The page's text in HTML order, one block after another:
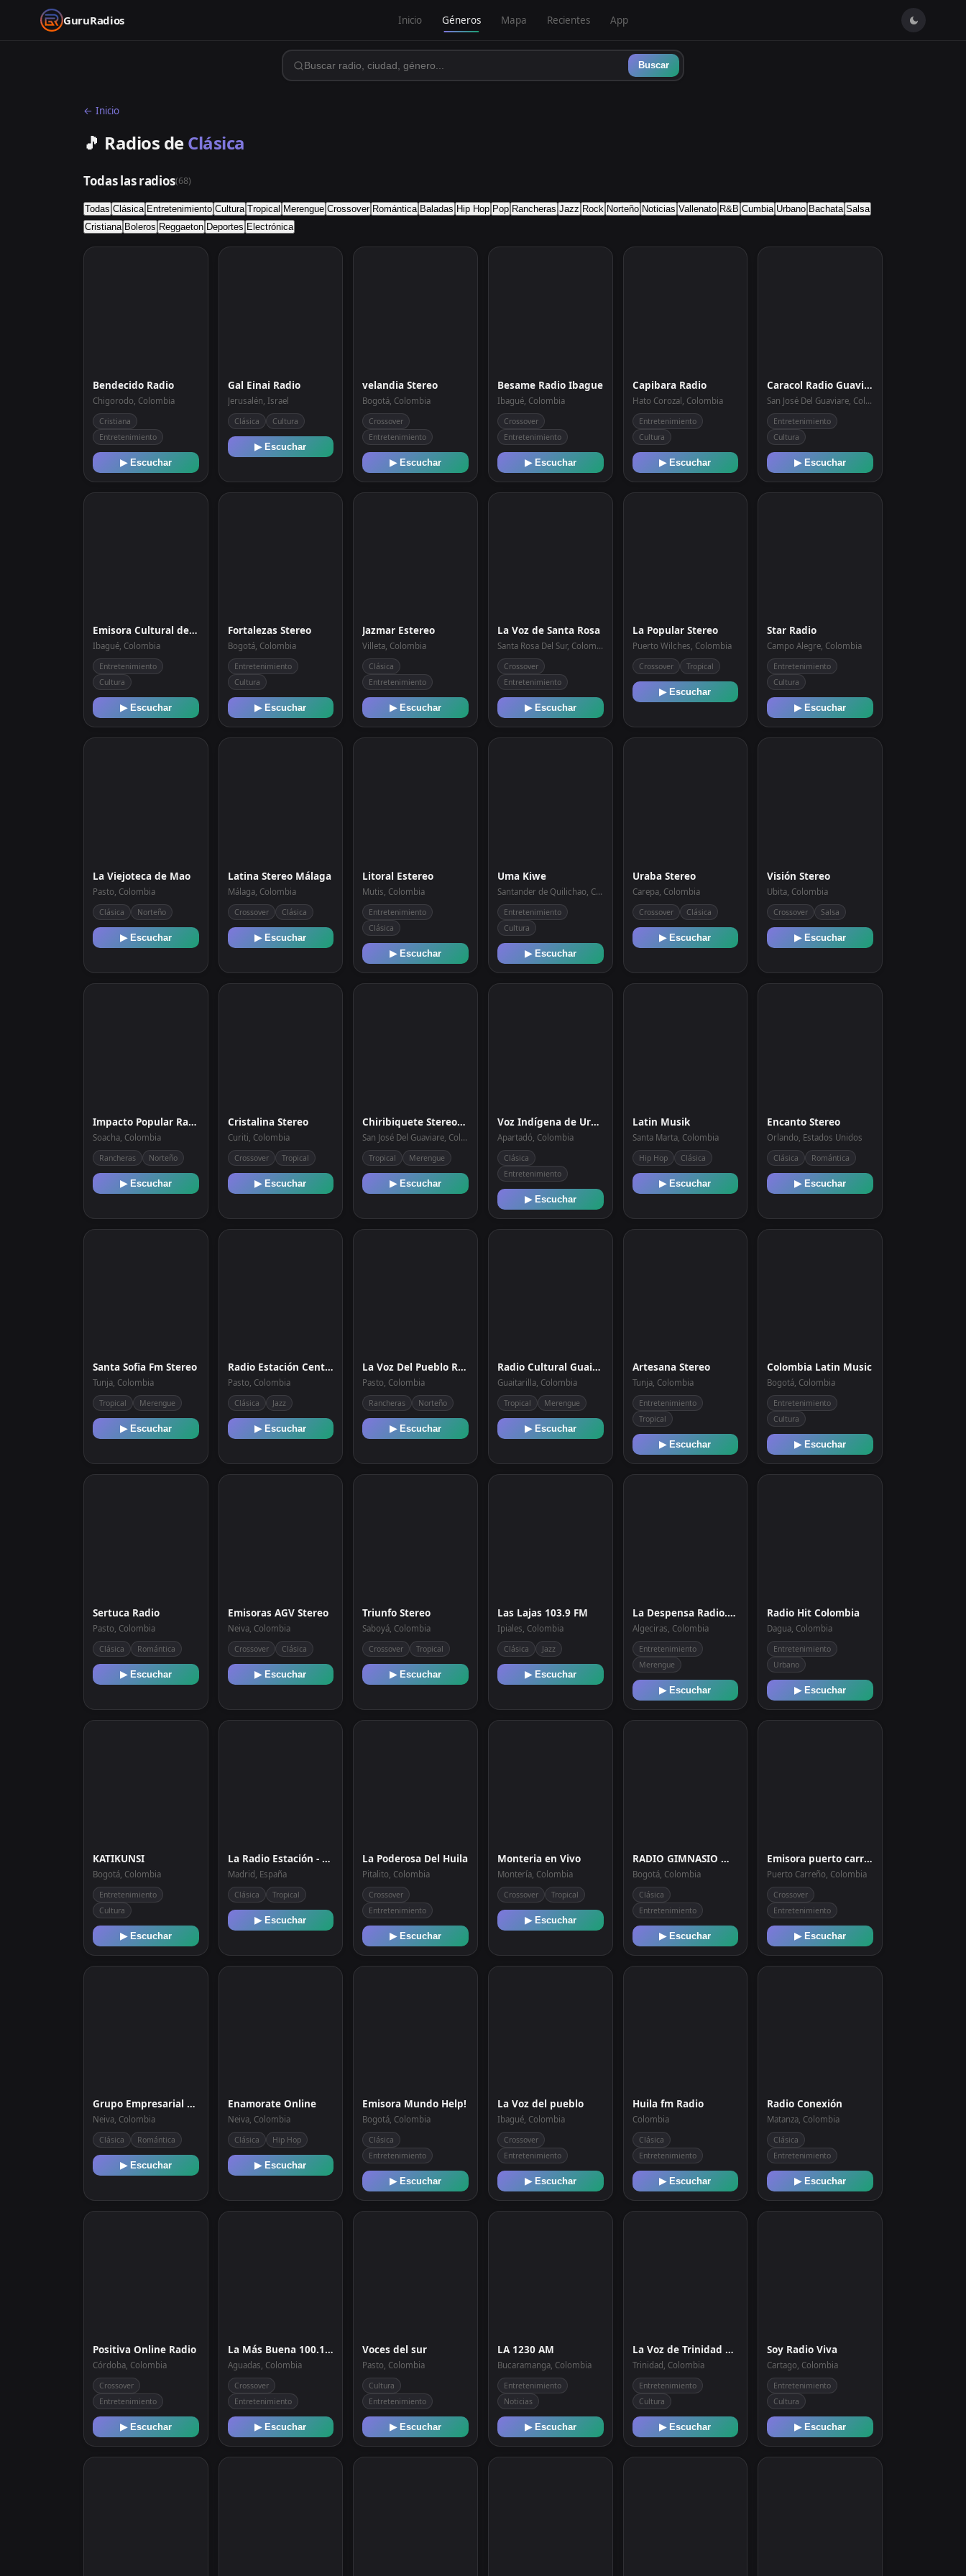
GuruRadios Inicio Géneros Mapa Recientes App
Buscar
← Inicio
🎵 Radios deClásica
Todas las radios(68)
Todas Clásica Entretenimiento Cultura Tropical Merengue Crossover Romántica Baladas Hip Hop Pop Rancheras Jazz Rock Norteño Noticias Vallenato R&B Cumbia Urbano Bachata Salsa
Cristiana Boleros Reggaeton Deportes Electrónica
Bendecido Radio
Chigorodo, Colombia
Cristiana
Entretenimiento
▶ Escuchar
Gal Einai Radio
Jerusalén, Israel
Clásica Cultura
▶ Escuchar
velandia Stereo
Bogotá, Colombia
Crossover
Entretenimiento
▶ Escuchar
Besame Radio Ibague
Ibagué, Colombia
Crossover
Entretenimiento
▶ Escuchar
Capibara Radio
Hato Corozal, Colombia
Entretenimiento
Cultura
▶ Escuchar
Caracol Radio Guaviare
San José Del Guaviare, Colombia
Entretenimiento
Cultura
▶ Escuchar
Emisora Cultural del Tolima 104.3 Fm
Ibagué, Colombia
Entretenimiento
Cultura
▶ Escuchar
Fortalezas Stereo
Bogotá, Colombia
Entretenimiento
Cultura
▶ Escuchar
Jazmar Estereo
Villeta, Colombia
Clásica
Entretenimiento
▶ Escuchar
La Voz de Santa Rosa
Santa Rosa Del Sur, Colombia
Crossover
Entretenimiento
▶ Escuchar
La Popular Stereo
Puerto Wilches, Colombia
Crossover Tropical
▶ Escuchar
Star Radio
Campo Alegre, Colombia
Entretenimiento
Cultura
▶ Escuchar
La Viejoteca de Mao
Pasto, Colombia
Clásica Norteño
▶ Escuchar
Latina Stereo Málaga
Málaga, Colombia
Crossover Clásica
▶ Escuchar
Litoral Estereo
Mutis, Colombia
Entretenimiento
Clásica
▶ Escuchar
Uma Kiwe
Santander de Quilichao, Colombia
Entretenimiento
Cultura
▶ Escuchar
Uraba Stereo
Carepa, Colombia
Crossover Clásica
▶ Escuchar
Visión Stereo
Ubita, Colombia
Crossover Salsa
▶ Escuchar
Impacto Popular Radio
Soacha, Colombia
Rancheras Norteño
▶ Escuchar
Cristalina Stereo
Curiti, Colombia
Crossover Tropical
▶ Escuchar
Chiribiquete Stereo 107.9 FM
San José Del Guaviare, Colombia
Tropical Merengue
▶ Escuchar
Voz Indígena de Urabá 93.1 FM
Apartadó, Colombia
Clásica
Entretenimiento
▶ Escuchar
Latin Musik
Santa Marta, Colombia
Hip Hop Clásica
▶ Escuchar
Encanto Stereo
Orlando, Estados Unidos
Clásica Romántica
▶ Escuchar
Santa Sofia Fm Stereo
Tunja, Colombia
Tropical Merengue
▶ Escuchar
Radio Estación Central FM
Pasto, Colombia
Clásica Jazz
▶ Escuchar
La Voz Del Pueblo Radio
Pasto, Colombia
Rancheras Norteño
▶ Escuchar
Radio Cultural Guaitarilla
Guaitarilla, Colombia
Tropical Merengue
▶ Escuchar
Artesana Stereo
Tunja, Colombia
Entretenimiento
Tropical
▶ Escuchar
Colombia Latin Music
Bogotá, Colombia
Entretenimiento
Cultura
▶ Escuchar
Sertuca Radio
Pasto, Colombia
Clásica Romántica
▶ Escuchar
Emisoras AGV Stereo
Neiva, Colombia
Crossover Clásica
▶ Escuchar
Triunfo Stereo
Saboyá, Colombia
Crossover Tropical
▶ Escuchar
Las Lajas 103.9 FM
Ipiales, Colombia
Clásica Jazz
▶ Escuchar
La Despensa Radio.com
Algeciras, Colombia
Entretenimiento
Merengue
▶ Escuchar
Radio Hit Colombia
Dagua, Colombia
Entretenimiento
Urbano
▶ Escuchar
KATIKUNSI
Bogotá, Colombia
Entretenimiento
Cultura
▶ Escuchar
La Radio Estación - España
Madrid, España
Clásica Tropical
▶ Escuchar
La Poderosa Del Huila
Pitalito, Colombia
Crossover
Entretenimiento
▶ Escuchar
Monteria en Vivo
Montería, Colombia
Crossover Tropical
▶ Escuchar
RADIO GIMNASIO MODERNO
Bogotá, Colombia
Clásica
Entretenimiento
▶ Escuchar
Emisora puerto carreño 104.3
Puerto Carreño, Colombia
Crossover
Entretenimiento
▶ Escuchar
Grupo Empresarial Radio
Neiva, Colombia
Clásica Romántica
▶ Escuchar
Enamorate Online
Neiva, Colombia
Clásica Hip Hop
▶ Escuchar
Emisora Mundo Help!
Bogotá, Colombia
Clásica
Entretenimiento
▶ Escuchar
La Voz del pueblo
Ibagué, Colombia
Crossover
Entretenimiento
▶ Escuchar
Huila fm Radio
Colombia
Clásica
Entretenimiento
▶ Escuchar
Radio Conexión
Matanza, Colombia
Clásica
Entretenimiento
▶ Escuchar
Positiva Online Radio
Córdoba, Colombia
Crossover
Entretenimiento
▶ Escuchar
La Más Buena 100.1 FM
Aguadas, Colombia
Crossover
Entretenimiento
▶ Escuchar
Voces del sur
Pasto, Colombia
Cultura
Entretenimiento
▶ Escuchar
LA 1230 AM
Bucaramanga, Colombia
Entretenimiento
Noticias
▶ Escuchar
La Voz de Trinidad 88.7 Fm
Trinidad, Colombia
Entretenimiento
Cultura
▶ Escuchar
Soy Radio Viva
Cartago, Colombia
Entretenimiento
Cultura
▶ Escuchar